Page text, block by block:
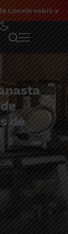
Linqueño en el
de